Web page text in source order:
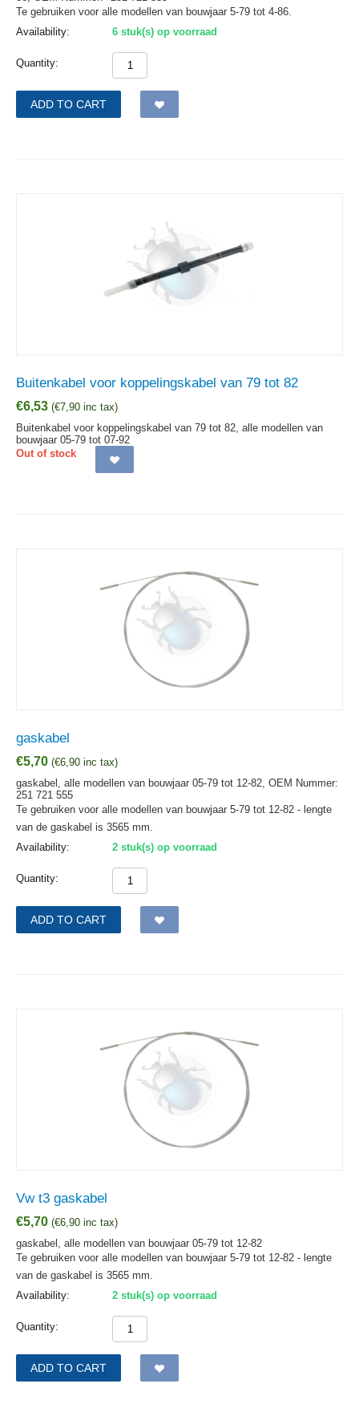
Te gebruiken voor alle modellen van bouwjaar 5-79 tot 4-86.
Availability:
6 stuk(s) op voorraad
Quantity:
ADD TO CART
Buitenkabel voor koppelingskabel van 79 tot 82
€6,53 (€7,90 inc tax)
Buitenkabel voor koppelingskabel van 79 tot 82, alle modellen van
bouwjaar 05-79 tot 07-92
Out of stock
gaskabel
€5,70 (€6,90 inc tax)
gaskabel, alle modellen van bouwjaar 05-79 tot 12-82, OEM Nummer:
251 721 555
Te gebruiken voor alle modellen van bouwjaar 5-79 tot 12-82 - lengte
van de gaskabel is 3565 mm.
Availability:
2 stuk(s) op voorraad
Quantity:
ADD TO CART
Vw t3 gaskabel
€5,70 (€6,90 inc tax)
gaskabel, alle modellen van bouwjaar 05-79 tot 12-82
Te gebruiken voor alle modellen van bouwjaar 5-79 tot 12-82 - lengte
van de gaskabel is 3565 mm.
Availability:
2 stuk(s) op voorraad
Quantity:
ADD TO CART